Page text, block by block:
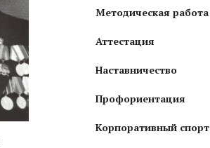
Методическая работа
Аттестация
Наставничество
Профориентация
Корпоративный спорт